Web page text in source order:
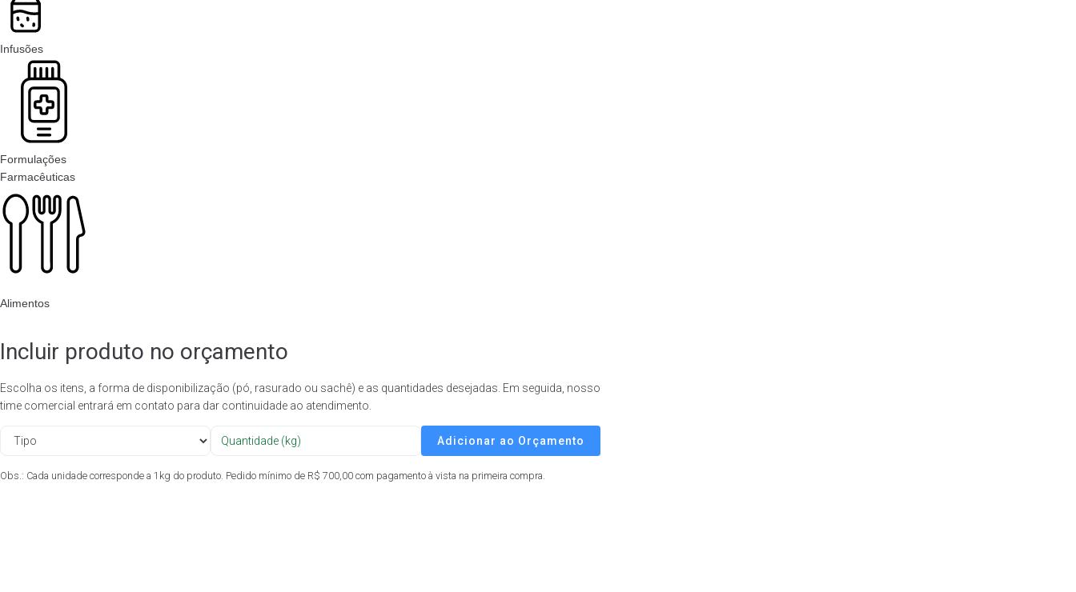
Infusões
Formulações
Farmacêuticas
Alimentos
Incluir produto no orçamento
Escolha os itens, a forma de disponibilização (pó, rasurado ou sachê) e as quantidades desejadas. Em seguida, nosso
time comercial entrará em contato para dar continuidade ao atendimento.
Adicionar ao Orçamento
Obs.: Cada unidade corresponde a 1kg do produto. Pedido mínimo de R$ 700,00 com pagamento à vista na primeira compra.